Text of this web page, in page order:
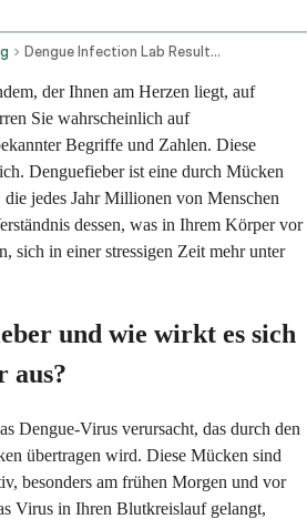
Dengue Infection Lab Results And Symptom Evaluation
der Ihnen am Herzen liegt, auf
Sie wahrscheinlich auf
Begriffe und Zahlen. Diese
Denguefieber ist eine durch Mücken
jedes Jahr Millionen von Menschen
dessen, was in Ihrem Körper vor
sich in einer stressigen Zeit mehr unter
und wie wirkt es sich
aus?
Dengue-Virus verursacht, das durch den
übertragen wird. Diese Mücken sind
besonders am frühen Morgen und vor
Virus in Ihren Blutkreislauf gelangt,